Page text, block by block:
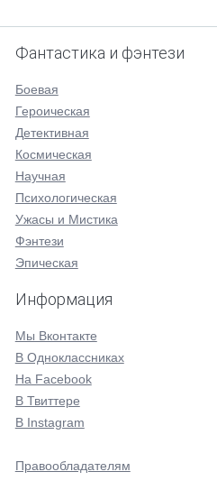
Фантастика и фэнтези
Боевая
Героическая
Детективная
Космическая
Научная
Психологическая
Ужасы и Мистика
Фэнтези
Эпическая
Информация
Мы Вконтакте
В Одноклассниках
На Facebook
В Твиттере
В Instagram
Правообладателям